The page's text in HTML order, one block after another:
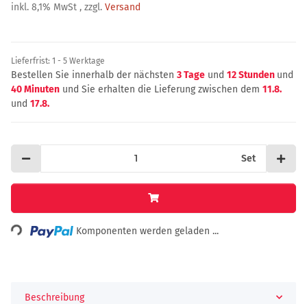
inkl. 8,1% MwSt , zzgl. Versand
Lieferfrist: 1 - 5 Werktage
Bestellen Sie innerhalb der nächsten 3 Tage und 12 Stunden und
40 Minuten und Sie erhalten die Lieferung zwischen dem 11.8.
und 17.8.
Set
Loading... Komponenten werden geladen ...
Beschreibung